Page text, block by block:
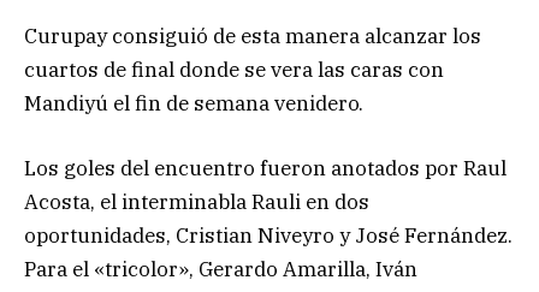
Curupay consiguió de esta manera alcanzar los
cuartos de final donde se vera las caras con
Mandiyú el fin de semana venidero.
Los goles del encuentro fueron anotados por Raul
Acosta, el interminabla Rauli en dos
oportunidades, Cristian Niveyro y José Fernández.
Para el «tricolor», Gerardo Amarilla, Iván